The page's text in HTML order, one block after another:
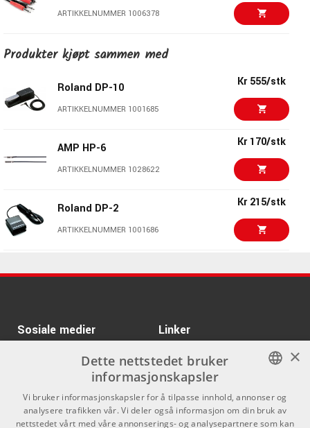
ARTIKKELNUMMER 1006378
HOSA CPR201
HOSA CPR202 Kr 169/stk
AMP YSM-3C Kr 98/stk
AMP CYC-16-10 Kr 105/stk
Produkter kjøpt sammen med
Roland DP-10
ARTIKKELNUMMER 1001685
Kr 555/stk
AMP HP-6
ARTIKKELNUMMER 1028622
Kr 170/stk
Roland DP-2
ARTIKKELNUMMER 1001686
Kr 215/stk
Rode NT1 5th
Generation Black
ARTIKKELNUMMER 1079698
ARTIKKELNUMMER 1008153
Sosiale medier Linker
Om Oss
Kontakt oss
Kjøpsvilkår
NORWEGIAN
×
Dette nettstedet bruker
informasjonskapsler
Vi bruker informasjonskapsler for å tilpasse innhold, annonser og
analysere trafikken vår. Vi deler også informasjon om din bruk av
nettstedet vårt med våre annonserings- og analysepartnere som kan